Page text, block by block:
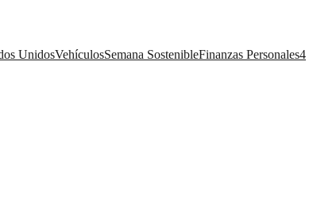
UnidosVehículosSemana SostenibleFinanzas Personales4